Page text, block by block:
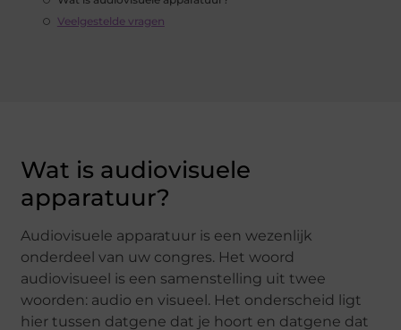
Veelgestelde vragen
Wat is audiovisuele
apparatuur?
Audiovisuele apparatuur is een wezenlijk
onderdeel van uw congres. Het woord
audiovisueel is een samenstelling uit twee
woorden: audio en visueel. Het onderscheid ligt
hier tussen datgene dat je hoort en datgene dat